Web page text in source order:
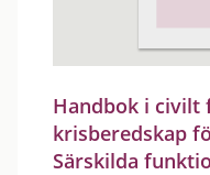
Handbok i civilt
krisberedskap
Särskilda